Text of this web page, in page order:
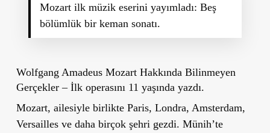
Mozart ilk müzik eserini yayımladı: Beş
bölümlük bir keman sonatı.
Wolfgang Amadeus Mozart Hakkında Bilinmeyen
Gerçekler – İlk operasını 11 yaşında yazdı.
Mozart, ailesiyle birlikte Paris, Londra, Amsterdam,
Versailles ve daha birçok şehri gezdi. Münih’te